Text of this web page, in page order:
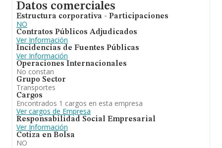
Datos comerciales
Estructura corporativa - Participaciones
NO
Contratos Públicos Adjudicados
Ver Información
Incidencias de Fuentes Públicas
Ver Información
Operaciones Internacionales
No constan
Grupo Sector
Transportes
Cargos
Encontrados 1 cargos en esta empresa
Ver cargos de Empresa
Responsabilidad Social Empresarial
Ver Información
Cotiza en Bolsa
NO